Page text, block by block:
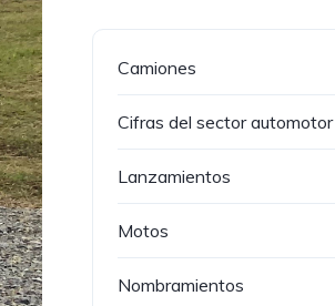
Camiones
Cifras del sector automotor
Lanzamientos
Motos
Nombramientos